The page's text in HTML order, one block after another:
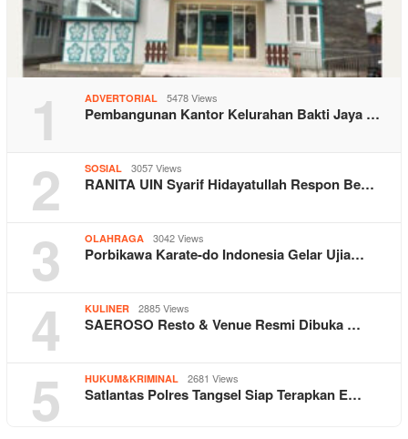
1 ADVERTORIAL 5478 Views
Pembangunan Kantor Kelurahan Bakti Jaya …
2 SOSIAL 3057 Views
RANITA UIN Syarif Hidayatullah Respon Be…
3 OLAHRAGA 3042 Views
Porbikawa Karate-do Indonesia Gelar Ujia…
4 KULINER 2885 Views
SAEROSO Resto & Venue Resmi Dibuka …
5 HUKUM&KRIMINAL 2681 Views
Satlantas Polres Tangsel Siap Terapkan E…